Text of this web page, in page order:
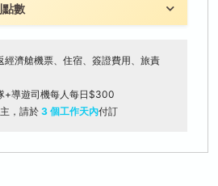
數
經濟艙機票、住宿、簽證費用、旅責
+導遊司機每人每日$300
，請於 3 個工作天內付訂